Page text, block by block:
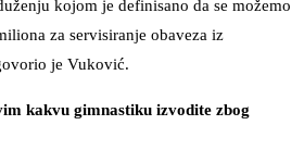
kojom je definisano da se možemo
za servisiranje obaveza iz
je Vuković.
kakvu gimnastiku izvodite zbog